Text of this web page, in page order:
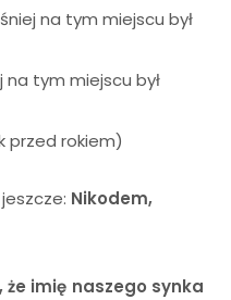
na tym miejscu był
tym miejscu był
przed rokiem)
Nikodem,
imię naszego synka